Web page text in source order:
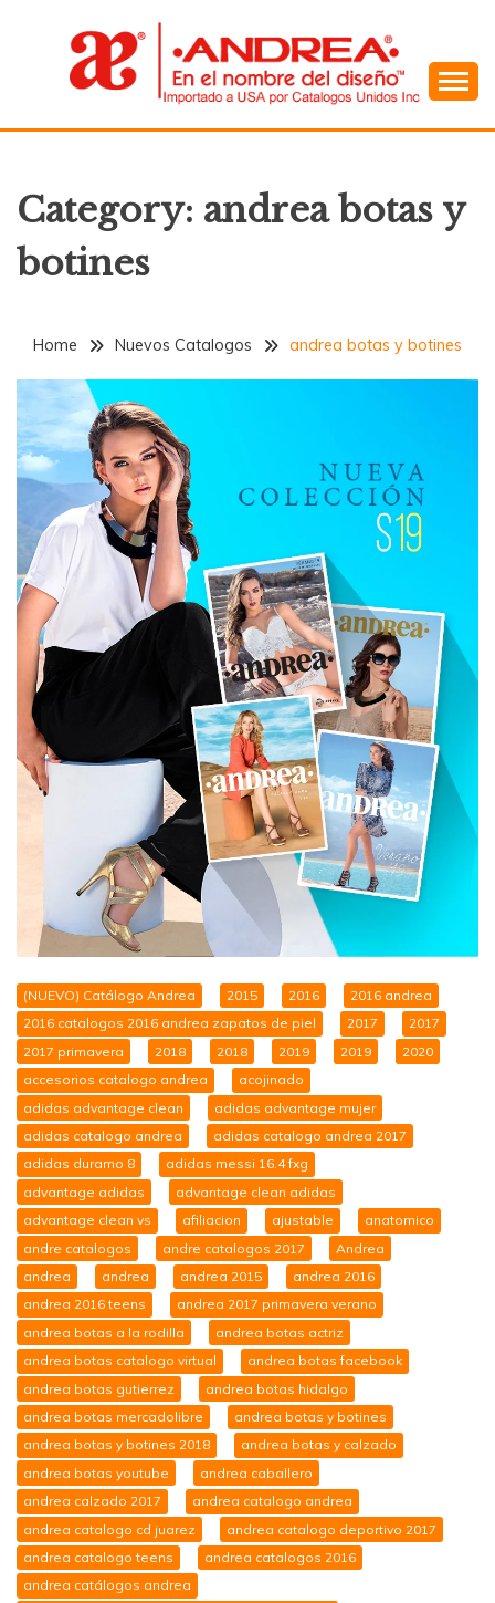
ANDREA
Category: andrea botas y
botines
Home Nuevos Catalogos andrea botas y botines
(NUEVO) Catálogo Andrea 2015 2016
2016 andrea
2016 catalogos 2016 andrea zapatos de piel
2017
2017
2017 primavera
2018 2018 2019 2019
2020
accesorios catalogo andrea
acojinado
adidas advantage clean
adidas advantage mujer
adidas catalogo andrea
adidas catalogo andrea 2017
adidas duramo 8
adidas messi 16.4 fxg
advantage adidas
advantage clean adidas
advantage clean vs
afiliacion ajustable
anatomico
andre catalogos
andre catalogos 2017
Andrea
andrea
andrea andrea 2015
andrea 2016
andrea 2016 teens
andrea 2017 primavera verano
andrea botas a la rodilla
andrea botas actriz
andrea botas catalogo virtual
andrea botas facebook
andrea botas gutierrez
andrea botas hidalgo
andrea botas mercadolibre
andrea botas y botines
andrea botas y botines 2018
andrea botas y calzado
andrea botas youtube
andrea caballero
andrea calzado 2017
andrea catalogo andrea
andrea catalogo cd juarez
andrea catalogo deportivo 2017
andrea catalogo teens
andrea catalogos 2016
andrea catálogos andrea